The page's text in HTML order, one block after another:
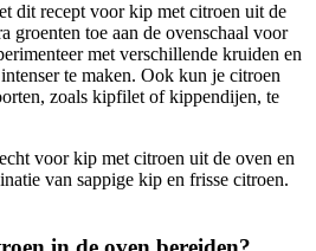
dit recept voor kip met citroen uit de
groenten toe aan de ovenschaal voor
met verschillende kruiden en
te maken. Ook kun je citroen
zoals kipfilet of kippendijen, te
voor kip met citroen uit de oven en
van sappige kip en frisse citroen.